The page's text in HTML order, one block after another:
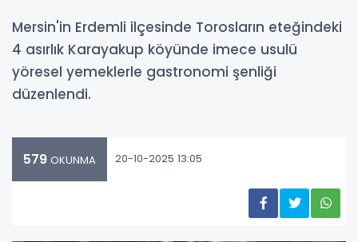
Mersin'in Erdemli ilçesinde Torosların eteğindeki
4 asırlık Karayakup köyünde imece usulü
yöresel yemeklerle gastronomi şenliği
düzenlendi.
579 OKUNMA 20-10-2025 13:05